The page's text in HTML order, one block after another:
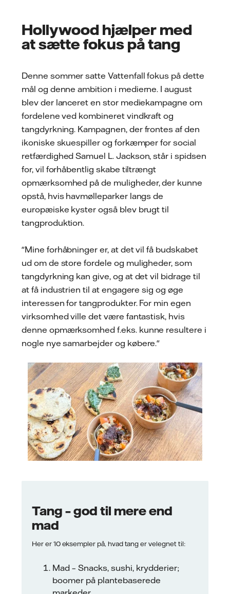
Hollywood hjælper med
at sætte fokus på tang
Denne sommer satte Vattenfall fokus på dette
mål og denne ambition i medierne. I august
blev der lanceret en stor mediekampagne om
fordelene ved kombineret vindkraft og
tangdyrkning. Kampagnen, der frontes af den
ikoniske skuespiller og forkæmper for social
retfærdighed Samuel L. Jackson, står i spidsen
for, vil forhåbentlig skabe tiltrængt
opmærksomhed på de muligheder, der kunne
opstå, hvis havmølleparker langs de
europæiske kyster også blev brugt til
tangproduktion.
"Mine forhåbninger er, at det vil få budskabet
ud om de store fordele og muligheder, som
tangdyrkning kan give, og at det vil bidrage til
at få industrien til at engagere sig og øge
interessen for tangprodukter. For min egen
virksomhed ville det være fantastisk, hvis
denne opmærksomhed f.eks. kunne resultere i
nogle nye samarbejder og købere."
Tang – god til mere end
mad
Her er 10 eksempler på, hvad tang er velegnet til:
Mad – Snacks, sushi, krydderier;
boomer på plantebaserede